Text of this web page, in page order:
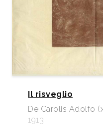
Il risveglio
De Carolis Adolfo
1913